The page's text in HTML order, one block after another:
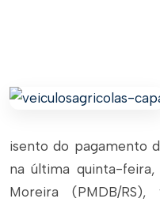
isento do pagamento
na última quinta-
Moreira (PMDB/